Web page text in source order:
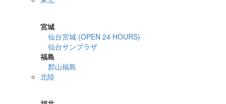
宮城
仙台宮城 (OPEN 24 HOURS)
仙台サンプラザ
福島
郡山福島
北陸